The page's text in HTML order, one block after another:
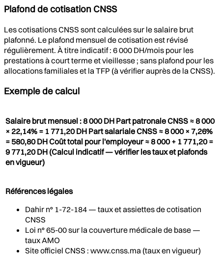
Plafond de cotisation CNSS
Les cotisations CNSS sont calculées sur le salaire brut
plafonné. Le plafond mensuel de cotisation est révisé
régulièrement. À titre indicatif : 6 000 DH/mois pour les
prestations à court terme et vieillesse ; sans plafond pour les
allocations familiales et la TFP (à vérifier auprès de la CNSS).
Exemple de calcul
Salaire brut mensuel : 8 000 DH Part patronale CNSS ≈ 8 000
× 22,14% = 1 771,20 DH Part salariale CNSS ≈ 8 000 × 7,26%
= 580,80 DH Coût total pour l'employeur ≈ 8 000 + 1 771,20 =
9 771,20 DH (Calcul indicatif — vérifier les taux et plafonds
en vigueur)
Références légales
Dahir n° 1-72-184 — taux et assiettes de cotisation
CNSS
Loi n° 65-00 sur la couverture médicale de base —
taux AMO
Site officiel CNSS : www.cnss.ma (taux en vigueur)